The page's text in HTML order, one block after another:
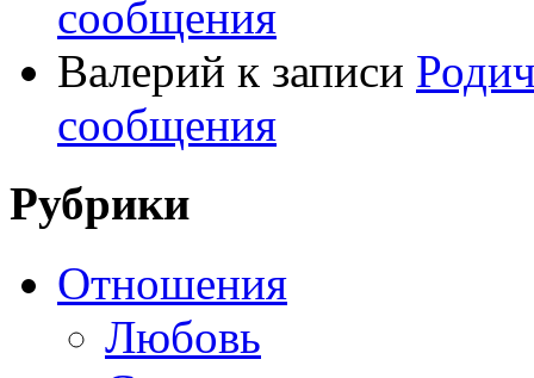
сообщения
Валерий к записи
сообщения
Рубрики
Отношения
Любовь